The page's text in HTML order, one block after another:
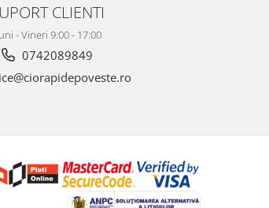
CLIENTI
- Vineri 9:00 - 17:00
0742089849